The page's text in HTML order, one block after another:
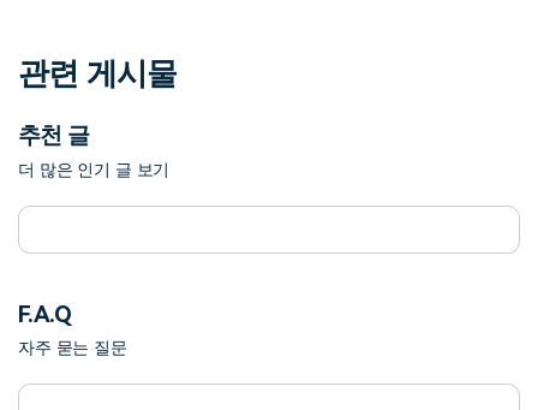
관련 게시물
추천 글
더 많은 인기 글 보기
F.A.Q
자주 묻는 질문